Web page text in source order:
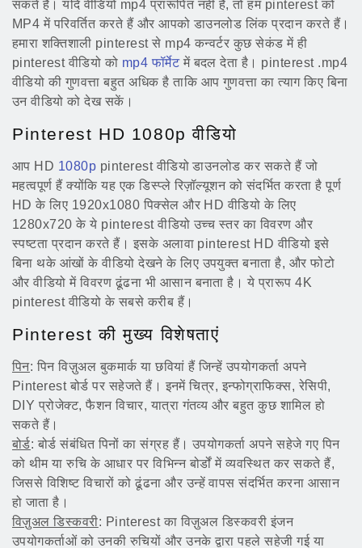
सकते हैं। यदि वीडियो mp4 प्रारूपित नहीं हैं, तो हम pinterest को
MP4 में परिवर्तित करते हैं और आपको डाउनलोड लिंक प्रदान करते हैं।
हमारा शक्तिशाली pinterest से mp4 कन्वर्टर कुछ सेकंड में ही
pinterest वीडियो को mp4 फॉर्मेटमें बदल देता है। pinterest .mp4
वीडियो की गुणवत्ता बहुत अधिक है ताकि आप गुणवत्ता का त्याग किए बिना
उन वीडियो को देख सकें।
Pinterest HD 1080p वीडियो
आप HD 1080p pinterest वीडियो डाउनलोड कर सकते हैं जो
महत्वपूर्ण हैं क्योंकि यह एक डिस्प्ले रिज़ॉल्यूशन को संदर्भित करता है पूर्ण
HD के लिए 1920x1080 पिक्सेल और HD वीडियो के लिए
1280x720 के ये pinterest वीडियो उच्च स्तर का विवरण और
स्पष्टता प्रदान करते हैं। इसके अलावा pinterest HD वीडियो इसे
बिना थके आंखों के वीडियो देखने के लिए उपयुक्त बनाता है, और फोटो
और वीडियो में विवरण ढूंढना भी आसान बनाता है। ये प्रारूप 4K
pinterest वीडियो के सबसे करीब हैं।
Pinterest की मुख्य विशेषताएं
पिन: पिन विज़ुअल बुकमार्क या छवियां हैं जिन्हें उपयोगकर्ता अपने
Pinterest बोर्ड पर सहेजते हैं। इनमें चित्र, इन्फोग्राफिक्स, रेसिपी,
DIY प्रोजेक्ट, फैशन विचार, यात्रा गंतव्य और बहुत कुछ शामिल हो
सकते हैं।
बोर्ड: बोर्ड संबंधित पिनों का संग्रह हैं। उपयोगकर्ता अपने सहेजे गए पिन
को थीम या रुचि के आधार पर विभिन्न बोर्डों में व्यवस्थित कर सकते हैं,
जिससे विशिष्ट विचारों को ढूंढना और उन्हें वापस संदर्भित करना आसान
हो जाता है।
विज़ुअल डिस्कवरी: Pinterest का विज़ुअल डिस्कवरी इंजन
उपयोगकर्ताओं को उनकी रुचियों और उनके द्वारा पहले सहेजी गई या